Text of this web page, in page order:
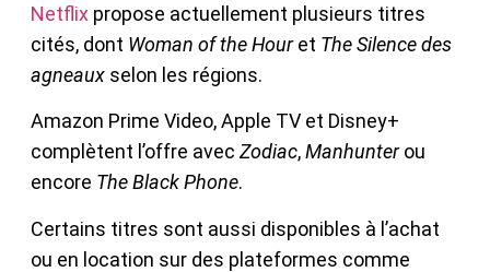
Netflix propose actuellement plusieurs titres
cités, dont Woman of the Houret The Silence des
agneaux selon les régions.
Amazon Prime Video, Apple TV et Disney+
complètent l’offre avec Zodiac,Manhunterou
encore The Black Phone.
Certains titres sont aussi disponibles à l’achat
ou en location sur des plateformes comme